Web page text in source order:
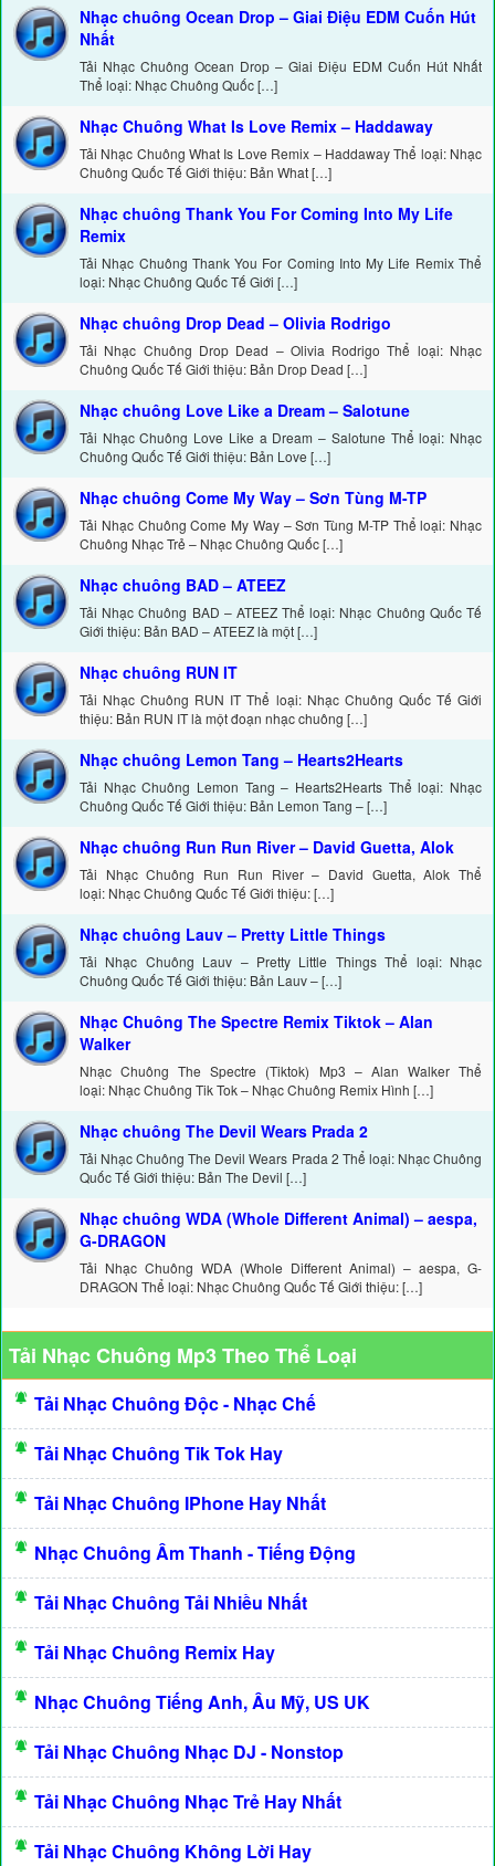
Nhạc chuông Ocean Drop – Giai Điệu EDM Cuốn Hút
Nhất
Tải Nhạc Chuông Ocean Drop – Giai Điệu EDM Cuốn Hút Nhất
Thể loại: Nhạc Chuông Quốc […]
Nhạc Chuông What Is Love Remix – Haddaway
Tải Nhạc Chuông What Is Love Remix – Haddaway Thể loại: Nhạc
Chuông Quốc Tế Giới thiệu: Bản What […]
Nhạc chuông Thank You For Coming Into My Life
Remix
Tải Nhạc Chuông Thank You For Coming Into My Life Remix Thể
loại: Nhạc Chuông Quốc Tế Giới […]
Nhạc chuông Drop Dead – Olivia Rodrigo
Tải Nhạc Chuông Drop Dead – Olivia Rodrigo Thể loại: Nhạc
Chuông Quốc Tế Giới thiệu: Bản Drop Dead […]
Nhạc chuông Love Like a Dream – Salotune
Tải Nhạc Chuông Love Like a Dream – Salotune Thể loại: Nhạc
Chuông Quốc Tế Giới thiệu: Bản Love […]
Nhạc chuông Come My Way – Sơn Tùng M-TP
Tải Nhạc Chuông Come My Way – Sơn Tùng M-TP Thể loại: Nhạc
Chuông Nhạc Trẻ – Nhạc Chuông Quốc […]
Nhạc chuông BAD – ATEEZ
Tải Nhạc Chuông BAD – ATEEZ Thể loại: Nhạc Chuông Quốc Tế
Giới thiệu: Bản BAD – ATEEZ là một […]
Nhạc chuông RUN IT
Tải Nhạc Chuông RUN IT Thể loại: Nhạc Chuông Quốc Tế Giới
thiệu: Bản RUN IT là một đoạn nhạc chuông […]
Nhạc chuông Lemon Tang – Hearts2Hearts
Tải Nhạc Chuông Lemon Tang – Hearts2Hearts Thể loại: Nhạc
Chuông Quốc Tế Giới thiệu: Bản Lemon Tang – […]
Nhạc chuông Run Run River – David Guetta, Alok
Tải Nhạc Chuông Run Run River – David Guetta, Alok Thể
loại: Nhạc Chuông Quốc Tế Giới thiệu: […]
Nhạc chuông Lauv – Pretty Little Things
Tải Nhạc Chuông Lauv – Pretty Little Things Thể loại: Nhạc
Chuông Quốc Tế Giới thiệu: Bản Lauv – […]
Nhạc Chuông The Spectre Remix Tiktok – Alan
Walker
Nhạc Chuông The Spectre (Tiktok) Mp3 – Alan Walker Thể
loại: Nhạc Chuông Tik Tok – Nhạc Chuông Remix Hình […]
Nhạc chuông The Devil Wears Prada 2
Tải Nhạc Chuông The Devil Wears Prada 2 Thể loại: Nhạc Chuông
Quốc Tế Giới thiệu: Bản The Devil […]
Nhạc chuông WDA (Whole Different Animal) – aespa,
G-DRAGON
Tải Nhạc Chuông WDA (Whole Different Animal) – aespa, G-
DRAGON Thể loại: Nhạc Chuông Quốc Tế Giới thiệu: […]
Tải Nhạc Chuông Mp3 Theo Thể Loại
Tải Nhạc Chuông Độc - Nhạc Chế
Tải Nhạc Chuông Tik Tok Hay
Tải Nhạc Chuông IPhone Hay Nhất
Nhạc Chuông Âm Thanh - Tiếng Động
Tải Nhạc Chuông Tải Nhiều Nhất
Tải Nhạc Chuông Remix Hay
Nhạc Chuông Tiếng Anh, Âu Mỹ, US UK
Tải Nhạc Chuông Nhạc DJ - Nonstop
Tải Nhạc Chuông Nhạc Trẻ Hay Nhất
Tải Nhạc Chuông Không Lời Hay